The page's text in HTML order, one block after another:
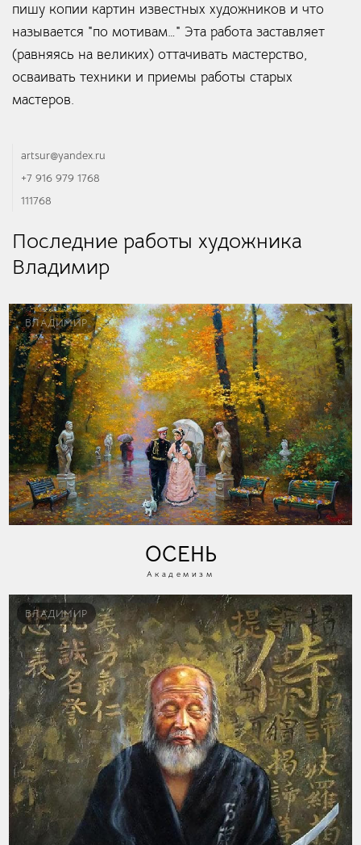
пишу копии картин известных художников и что
называется "по мотивам…" Эта работа заставляет
(равняясь на великих) оттачивать мастерство,
осваивать техники и приемы работы старых
мастеров.
artsur@yandex.ru
+7 916 979 1768
111768
Последние работы художника
Владимир
ВЛАДИМИР
ОСЕНЬ
Академизм
ВЛАДИМИР